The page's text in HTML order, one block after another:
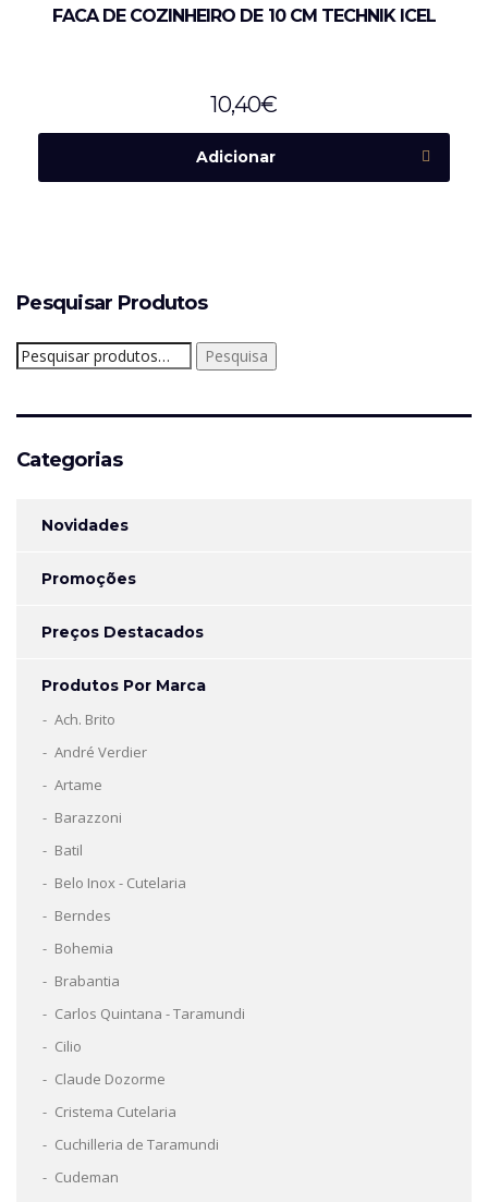
FACA DE COZINHEIRO DE 10 CM TECHNIK ICEL
10,40€
Adicionar
Pesquisar Produtos
Pesquisar
por:
Pesquisa
Categorias
Novidades
Promoções
Preços Destacados
Produtos Por Marca
Ach. Brito
André Verdier
Artame
Barazzoni
Batil
Belo Inox - Cutelaria
Berndes
Bohemia
Brabantia
Carlos Quintana - Taramundi
Cilio
Claude Dozorme
Cristema Cutelaria
Cuchilleria de Taramundi
Cudeman